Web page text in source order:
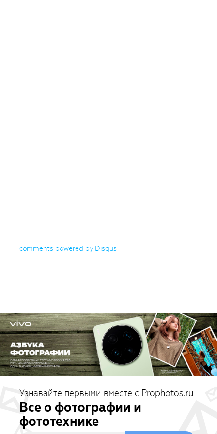
comments powered by Disqus
Узнавайте первыми вместе с Prophotos.ru
Все о фотографии и
фототехнике